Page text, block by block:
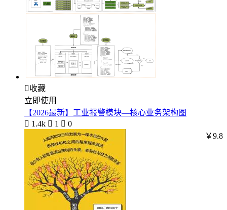
收藏
立即使用
【2026最新】工业报警模块—核心业务架构图
 1.4k  1  0
￥9.8